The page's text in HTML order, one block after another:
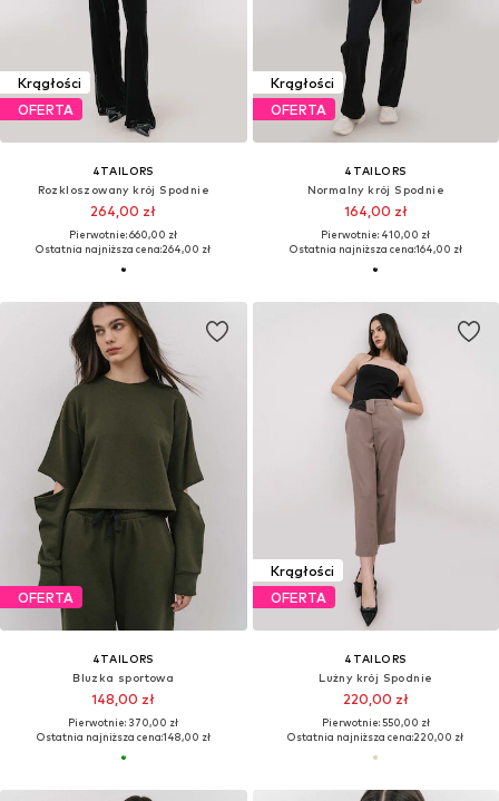
Krągłości
OFERTA
4TAILORS
Rozkloszowany krój Spodnie
264,00 zł
Pierwotnie: 660,00 zł
Ostatnia najniższa cena:264,00 zł
Krągłości
OFERTA
4TAILORS
Normalny krój Spodnie
164,00 zł
Pierwotnie: 410,00 zł
Ostatnia najniższa cena:164,00 zł
OFERTA
4TAILORS
Bluzka sportowa
148,00 zł
Pierwotnie: 370,00 zł
Ostatnia najniższa cena:148,00 zł
Krągłości
OFERTA
4TAILORS
Lużny krój Spodnie
220,00 zł
Pierwotnie: 550,00 zł
Ostatnia najniższa cena:220,00 zł